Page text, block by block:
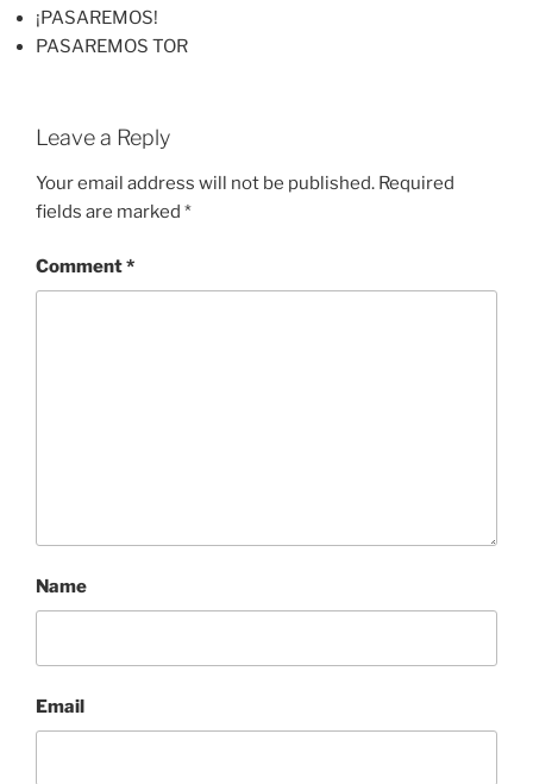
¡PASAREMOS!
PASAREMOS TOR
Leave a Reply
Your email address will not be published. Required
fields are marked *
Comment*
Name
Email